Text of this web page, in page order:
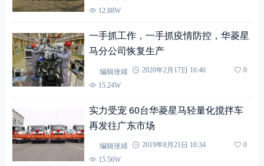
12.88W
一手抓工作，一手抓疫情防控，华菱星
马分公司恢复生产
编辑张靖 2020年2月17日 16:46
0
15.24W
实力受宠 60台华菱星马轻量化搅拌车
再发往广东市场
编辑张靖 2019年8月21日 10:34
0
15.56W